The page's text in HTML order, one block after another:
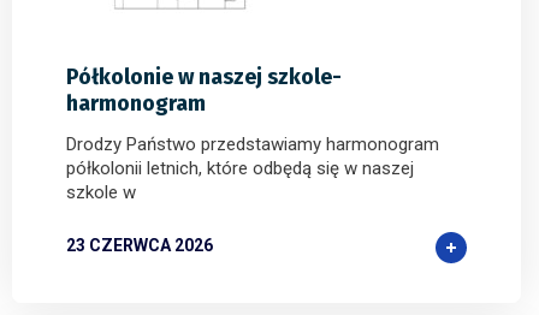
Półkolonie w naszej szkole-
harmonogram
Drodzy Państwo przedstawiamy harmonogram
półkolonii letnich, które odbędą się w naszej
szkole w
23 CZERWCA 2026